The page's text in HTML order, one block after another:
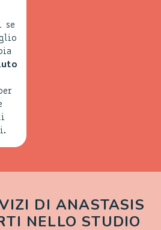
se
.
DI ANASTASIS
NELLO STUDIO